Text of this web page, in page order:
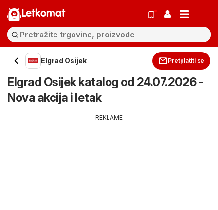
Letkomat
Elgrad Osijek Pretplatiti se
Elgrad Osijek katalog od 24.07.2026 -
Nova akcija i letak
REKLAME